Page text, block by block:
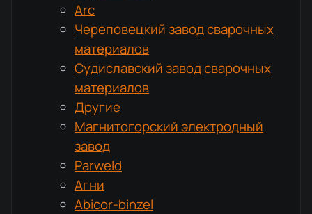
Arc
Череповецкий завод сварочных
материалов
Судиславский завод сварочных
материалов
Другие
Магнитогорский электродный
завод
Parweld
Агни
Abicor-binzel